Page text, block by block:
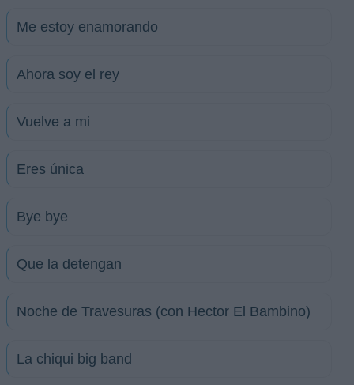
Me estoy enamorando
Ahora soy el rey
Vuelve a mi
Eres única
Bye bye
Que la detengan
Noche de Travesuras (con Hector El Bambino)
La chiqui big band